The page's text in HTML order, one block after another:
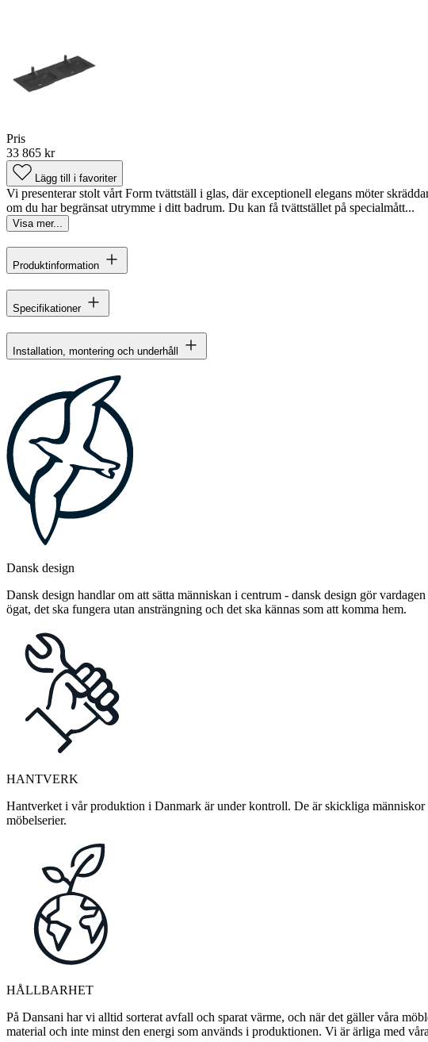
Pris
33 865 kr
Lägg till i favoriter
Vi presenterar stolt vårt Form tvättställ i glas, där exceptionell elegans möter
om du har begränsat utrymme i ditt badrum. Du kan få tvättstället på specialmått...
Visa mer...
Produktinformation
Specifikationer
Installation, montering och underhåll
Dansk design
Dansk design handlar om att sätta människan i centrum - dansk design gör
ögat, det ska fungera utan ansträngning och det ska kännas som att komma hem.
HANTVERK
Hantverket i vår produktion i Danmark är under kontroll. De är skickliga människor
möbelserier.
HÅLLBARHET
På Dansani har vi alltid sorterat avfall och sparat värme, och när det gäller våra
material och inte minst den energi som används i produktionen. Vi är ärliga med